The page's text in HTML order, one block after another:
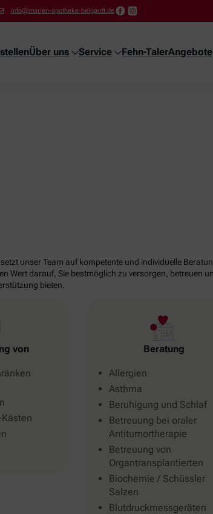
info@marien-apotheke-belgardt.de
Über uns Service Fehn-TalerAngebote
unser Team auf kompetente und individuelle
Wert darauf, Sie bestmöglich zu versorgen, betreuen
bieten.
von Beratung
Allergien
Asthma
Beruhigung und Schlaf
Betreuung bei oraler
Antitumortherapie
Betreuung von
Organtransplantierten
Biochemie / Schüssler
Salzen
Blutdruckmessgeräten